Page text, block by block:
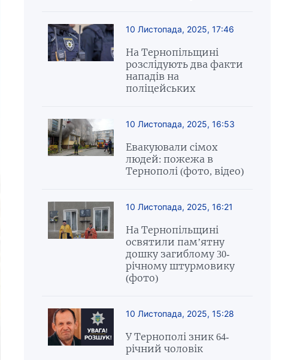
10 Листопада, 2025, 17:46
На Тернопільщині
розслідують два факти
нападів на
поліцейських
10 Листопада, 2025, 16:53
Евакуювали сімох
людей: пожежа в
Тернополі (фото, відео)
10 Листопада, 2025, 16:21
На Тернопільщині
освятили пам’ятну
дошку загиблому 30-
річному штурмовику
(фото)
10 Листопада, 2025, 15:28
У Тернополі зник 64-
річний чоловік